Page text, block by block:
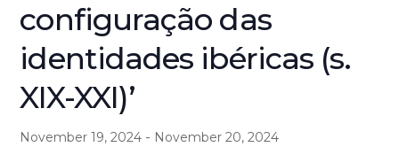
configuração das
identidades ibéricas (s.
XIX-XXI)’
November 19, 2024 - November 20, 2024